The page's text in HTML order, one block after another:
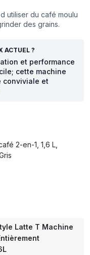
utiliser du café moulu
des grains.
ACTUEL ?
et performance
cette machine
conviviale et
2-en-1, 1,6 L,
Latte T Machine